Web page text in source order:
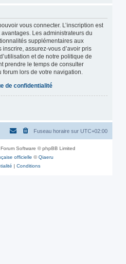
vous connecter. L’inscription est
Les administrateurs du
supplémentaires aux
assurez-vous d’avoir pris
et de notre politique de
prendre le temps de consulter
lors de votre navigation.
de confidentialité
Fuseau horaire sur UTC+02:00
Software © phpBB Limited
officielle ©Qiaeru
| Conditions